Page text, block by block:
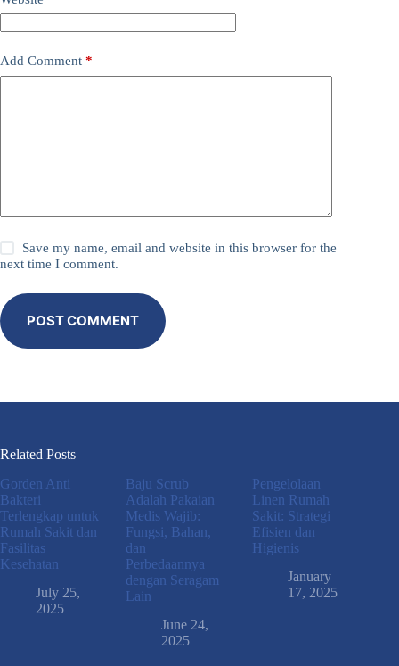
Add Comment *
Save my name, email and website in this browser for the
next time I comment.
POST COMMENT
Related Posts
Gorden Anti
Bakteri
Terlengkap untuk
Rumah Sakit dan
Fasilitas
Kesehatan
July 25,
2025
Baju Scrub
Adalah Pakaian
Medis Wajib:
Fungsi, Bahan,
dan
Perbedaannya
dengan Seragam
Lain
June 24,
2025
Pengelolaan
Linen Rumah
Sakit: Strategi
Efisien dan
Higienis
January
17, 2025